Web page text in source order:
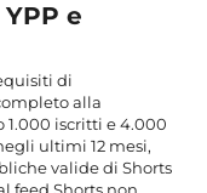
e
di
alla
iscritti e 4.000
ultimi 12 mesi,
valide di Shorts